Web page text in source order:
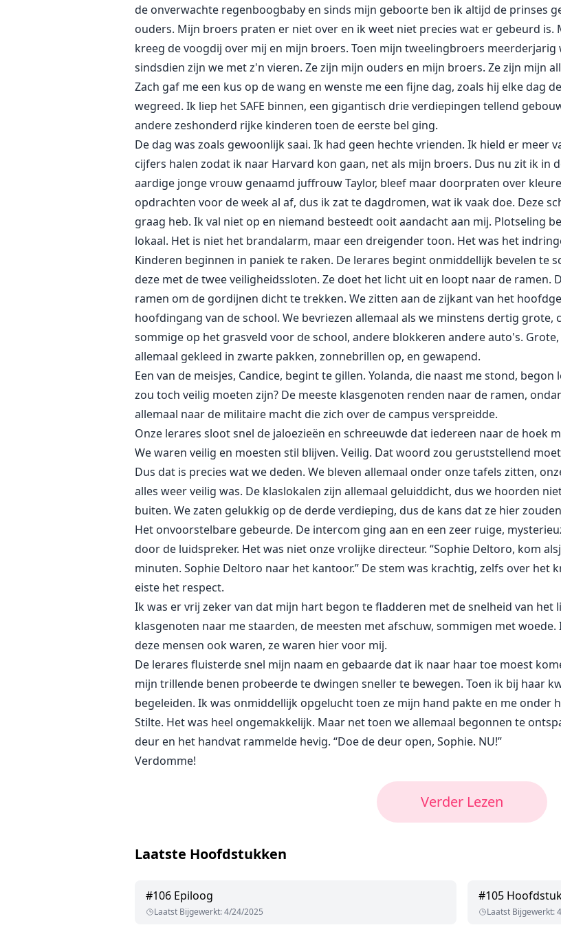
de onverwachte regenboogbaby en sinds mijn geboorte ben ik altijd de prinses
ouders. Mijn broers praten er niet over en ik weet niet precies wat er gebeurd is.
kreeg de voogdij over mij en mijn broers. Toen mijn tweelingbroers
sindsdien zijn we met z'n vieren. Ze zijn mijn ouders en mijn broers. Ze zijn mijn
Zach gaf me een kus op de wang en wenste me een fijne dag, zoals hij elke dag
wegreed. Ik liep het SAFE binnen, een gigantisch drie verdiepingen tellend
andere zeshonderd rijke kinderen toen de eerste bel ging.
De dag was zoals gewoonlijk saai. Ik had geen hechte vrienden. Ik hield er meer
cijfers halen zodat ik naar Harvard kon gaan, net als mijn broers. Dus nu zit ik in
aardige jonge vrouw genaamd juffrouw Taylor, bleef maar doorpraten over
opdrachten voor de week al af, dus ik zat te dagdromen, wat ik vaak doe. Deze
graag heb. Ik val niet op en niemand besteedt ooit aandacht aan mij. Plotseling
lokaal. Het is niet het brandalarm, maar een dreigender toon. Het was het
Kinderen beginnen in paniek te raken. De lerares begint onmiddellijk bevelen te
deze met de twee veiligheidssloten. Ze doet het licht uit en loopt naar de ramen.
ramen om de gordijnen dicht te trekken. We zitten aan de zijkant van het
hoofdingang van de school. We bevriezen allemaal als we minstens dertig grote,
sommige op het grasveld voor de school, andere blokkeren andere auto's.
allemaal gekleed in zwarte pakken, zonnebrillen op, en gewapend.
Een van de meisjes, Candice, begint te gillen. Yolanda, die naast me stond,
zou toch veilig moeten zijn? De meeste klasgenoten renden naar de ramen,
allemaal naar de militaire macht die zich over de campus verspreidde.
Onze lerares sloot snel de jaloezieën en schreeuwde dat iedereen naar de hoek
We waren veilig en moesten stil blijven. Veilig. Dat woord zou geruststellend
Dus dat is precies wat we deden. We bleven allemaal onder onze tafels zitten,
alles weer veilig was. De klaslokalen zijn allemaal geluiddicht, dus we hoorden
buiten. We zaten gelukkig op de derde verdieping, dus de kans dat ze hier
Het onvoorstelbare gebeurde. De intercom ging aan en een zeer ruige,
door de luidspreker. Het was niet onze vrolijke directeur. “Sophie Deltoro, kom
minuten. Sophie Deltoro naar het kantoor.” De stem was krachtig, zelfs over het
eiste het respect.
Ik was er vrij zeker van dat mijn hart begon te fladderen met de snelheid van het
klasgenoten naar me staarden, de meesten met afschuw, sommigen met
deze mensen ook waren, ze waren hier voor mij.
De lerares fluisterde snel mijn naam en gebaarde dat ik naar haar toe moest
mijn trillende benen probeerde te dwingen sneller te bewegen. Toen ik bij haar
begeleiden. Ik was onmiddellijk opgelucht toen ze mijn hand pakte en me onder
Stilte. Het was heel ongemakkelijk. Maar net toen we allemaal begonnen te
deur en het handvat rammelde hevig. “Doe de deur open, Sophie. NU!”
Verdomme!
Verder Lezen
Laatste Hoofdstukken
#106 Epiloog
Laatst Bijgewerkt:4/24/2025
#105
Laatst Bijgewerkt: